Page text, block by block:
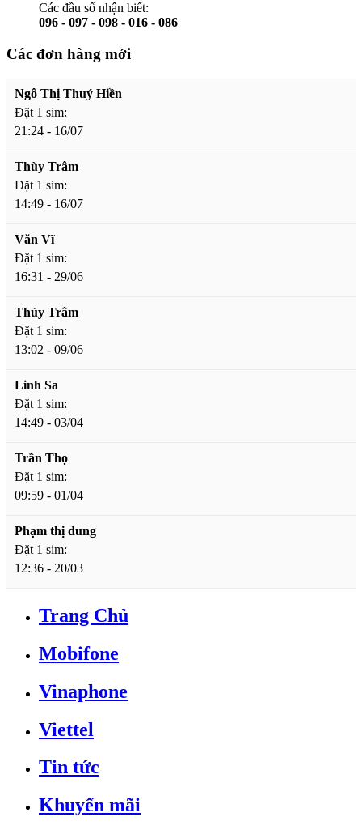
Các đầu số nhận biết:
096 - 097 - 098 - 016 - 086
Các đơn hàng mới
Ngô Thị Thuý Hiền
Đặt 1 sim:
21:24 - 16/07
Thùy Trâm
Đặt 1 sim:
14:49 - 16/07
Văn Vĩ
Đặt 1 sim:
16:31 - 29/06
Thùy Trâm
Đặt 1 sim:
13:02 - 09/06
Linh Sa
Đặt 1 sim:
14:49 - 03/04
Trần Thọ
Đặt 1 sim:
09:59 - 01/04
Phạm thị dung
Đặt 1 sim:
12:36 - 20/03
Trang Chủ
Mobifone
Vinaphone
Viettel
Tin tức
Khuyến mãi